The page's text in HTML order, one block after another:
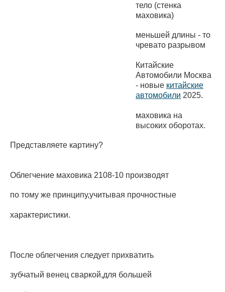
тело (стенка
маховика)
меньшей длины - то
чревато разрывом
Китайские
Автомобили Москва
- новые китайские
автомобили 2025.
маховика на
высоких оборотах.
Представляете картину?
Облегчение маховика 2108-10 производят
по тому же принципу,учитывая прочностные
характеристики.
После облегчения следует прихватить
зубчатый венец сваркой,для большей